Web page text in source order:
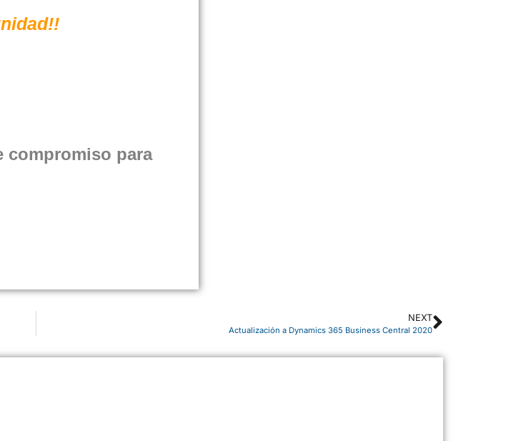
compromiso para
NEXT
Actualización a Dynamics 365 Business Central 2020